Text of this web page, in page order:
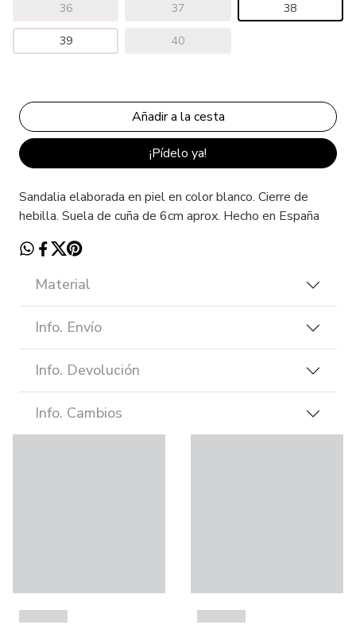
36 37 38
39 40
¡Pídelo ya!
Sandalia elaborada en piel en color blanco. Cierre de
hebilla. Suela de cuña de 6cm aprox. Hecho en España
Material
Info. Envío
Info. Devolución
Info. Cambios